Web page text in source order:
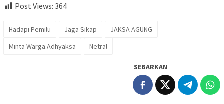
Post Views: 364
Hadapi Pemilu Jaga Sikap
JAKSA AGUNG
Minta Warga.Adhyaksa
Netral
SEBARKAN